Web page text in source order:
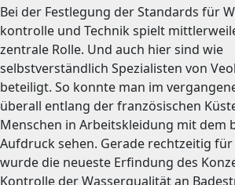
Bei der Festlegung der Standards für
kontrolle und Technik spielt
zentrale Rolle. Und auch hier sind wie
selbstverständlich Spezialisten von
beteiligt. So konnte man im
überall entlang der französischen
Menschen in Arbeitskleidung mit dem
Aufdruck sehen. Gerade rechtzeitig für
wurde die neueste Erfindung des
Kontrolle der Wasserqualität an